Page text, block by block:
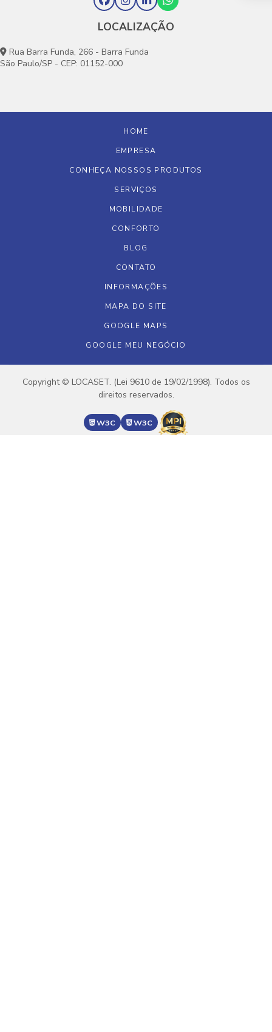
LOCALIZAÇÃO
Rua Barra Funda, 266 - Barra Funda
São Paulo/SP - CEP: 01152-000
HOME
EMPRESA
CONHEÇA NOSSOS PRODUTOS
SERVIÇOS
MOBILIDADE
CONFORTO
BLOG
CONTATO
INFORMAÇÕES
MAPA DO SITE
GOOGLE MAPS
GOOGLE MEU NEGÓCIO
Copyright © LOCASET. (Lei 9610 de 19/02/1998). Todos os
direitos reservados.
W3C W3C